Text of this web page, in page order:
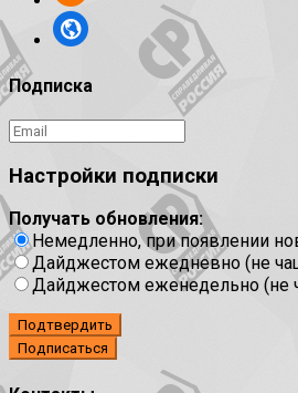
Подписка
Настройки подписки
Получать обновления:
Немедленно, при появлении
Дайджестом ежедневно (не
Дайджестом еженедельно (не
Подтвердить